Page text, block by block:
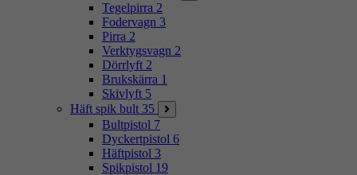
Tegelpirra 2
Fodervagn 3
Pirra 2
Verktygsvagn 2
Dörrlyft 2
Brukskärra 1
Skivlyft 5
Häft spik bult 35
Bultpistol 7
Dyckertpistol 6
Häftpistol 3
Spikpistol 19